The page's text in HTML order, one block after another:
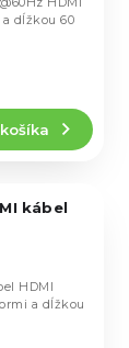
dĺžkou 60
kábel
HDMI
a dĺžkou